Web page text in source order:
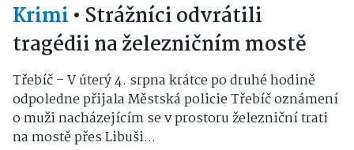
Krimi • Strážníci odvrátili
tragédii na železničním mostě
Třebíč – V úterý 4. srpna krátce po druhé hodině
odpoledne přijala Městská policie Třebíč oznámení
o muži nacházejícím se v prostoru železniční trati
na mostě přes Libuši...